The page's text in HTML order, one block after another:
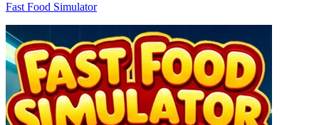
Fast Food Simulator